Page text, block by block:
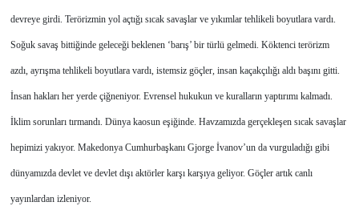
devreye girdi. Terörizmin yol açtığı sıcak savaşlar ve yıkımlar tehlikeli boyutlara vardı.
Soğuk savaş bittiğinde geleceği beklenen ‘barış’ bir türlü gelmedi. Köktenci terörizm
azdı, ayrışma tehlikeli boyutlara vardı, istemsiz göçler, insan kaçakçılığı aldı başını gitti.
İnsan hakları her yerde çiğneniyor. Evrensel hukukun ve kuralların yaptırımı kalmadı.
İklim sorunları tırmandı. Dünya kaosun eşiğinde. Havzamızda gerçekleşen sıcak savaşlar
hepimizi yakıyor. Makedonya Cumhurbaşkanı Gjorge İvanov’un da vurguladığı gibi
dünyamızda devlet ve devlet dışı aktörler karşı karşıya geliyor. Göçler artık canlı
yayınlardan izleniyor.